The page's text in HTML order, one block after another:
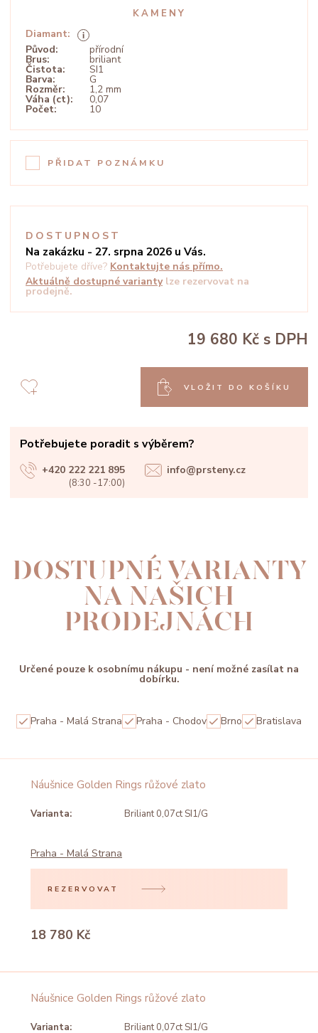
KAMENY
Diamant:
Původ:
přírodní
Brus: briliant
Čistota: SI1
Barva: G
Rozměr: 1,2 mm
Váha (ct): 0,07
Počet: 10
PŘIDAT POZNÁMKU
DOSTUPNOST
Na zakázku - 27. srpna 2026 u Vás.
Potřebujete dříve? Kontaktujte nás přímo.
Aktuálně dostupné varianty lze rezervovat na
prodejně.
19 680 Kč s DPH
VLOŽIT DO KOŠÍKU
Potřebujete poradit s výběrem?
+420 222 221 895
(8:30 -17:00)
info@prsteny.cz
DOSTUPNÉ VARIANTY
NA NAŠICH
PRODEJNÁCH
Určené pouze k osobnímu nákupu - není možné zasílat na
dobírku.
Praha - Malá Strana Praha - Chodov Brno Bratislava
Náušnice Golden Rings růžové zlato
Varianta: Briliant 0,07ct SI1/G
Praha - Malá Strana
REZERVOVAT
18 780 Kč
Náušnice Golden Rings růžové zlato
Varianta: Briliant 0,07ct SI1/G